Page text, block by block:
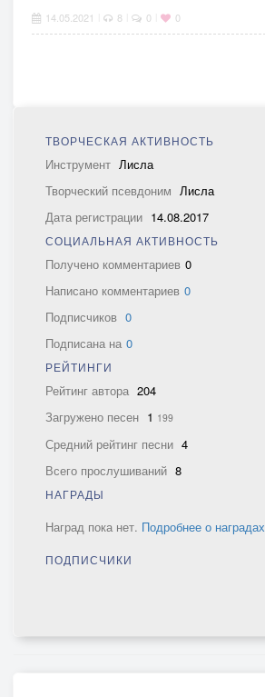
14.05.2021 8 0 0
ТВОРЧЕСКАЯ АКТИВНОСТЬ
Инструмент Лисла
Творческий псевдоним Лисла
Дата регистрации 14.08.2017
СОЦИАЛЬНАЯ АКТИВНОСТЬ
Получено комментариев 0
Написано комментариев 0
Подписчиков 0
Подписана на 0
РЕЙТИНГИ
Рейтинг автора 204
Загружено песен 1 199
Средний рейтинг песни 4
Всего прослушиваний 8
НАГРАДЫ
Наград пока нет. Подробнее о наградах
ПОДПИСЧИКИ